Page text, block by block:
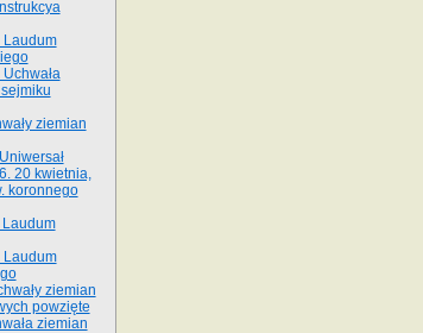
Laudum
ziemian
20 kwietnia,
koronnego
Laudum
ziemian
powzięte
ziemian